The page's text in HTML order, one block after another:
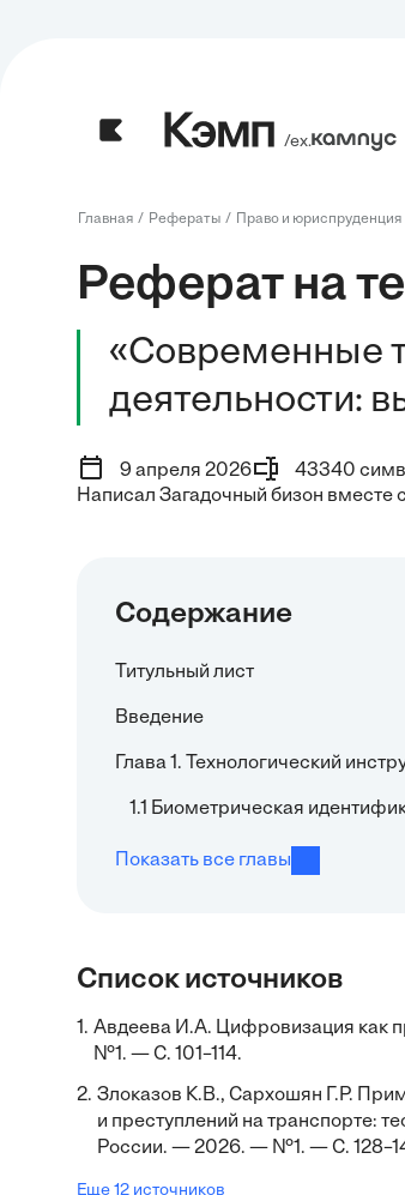
/ех.
Главная Рефераты Право и юриспруденция
Реферат на
«Современные
деятельности:
9 апреля 2026 43340
Написал Загадочный бизон вместе
Содержание
Титульный лист
Введение
Глава 1. Технологический
1.1 Биометрическая
Показать все главы
Список источников
1. Авдеева И.А. Цифровизация как
№1. — С. 101–114.
2. Злоказов К.В., Сархошян Г.Р.
и преступлений на транспорте:
России. — 2026. — №1. — С.
Еще 12 источников